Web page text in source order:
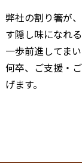
弊社の割り箸が
す隠し味になれ
一歩前進してまい
何卒、ご支援・
げます。